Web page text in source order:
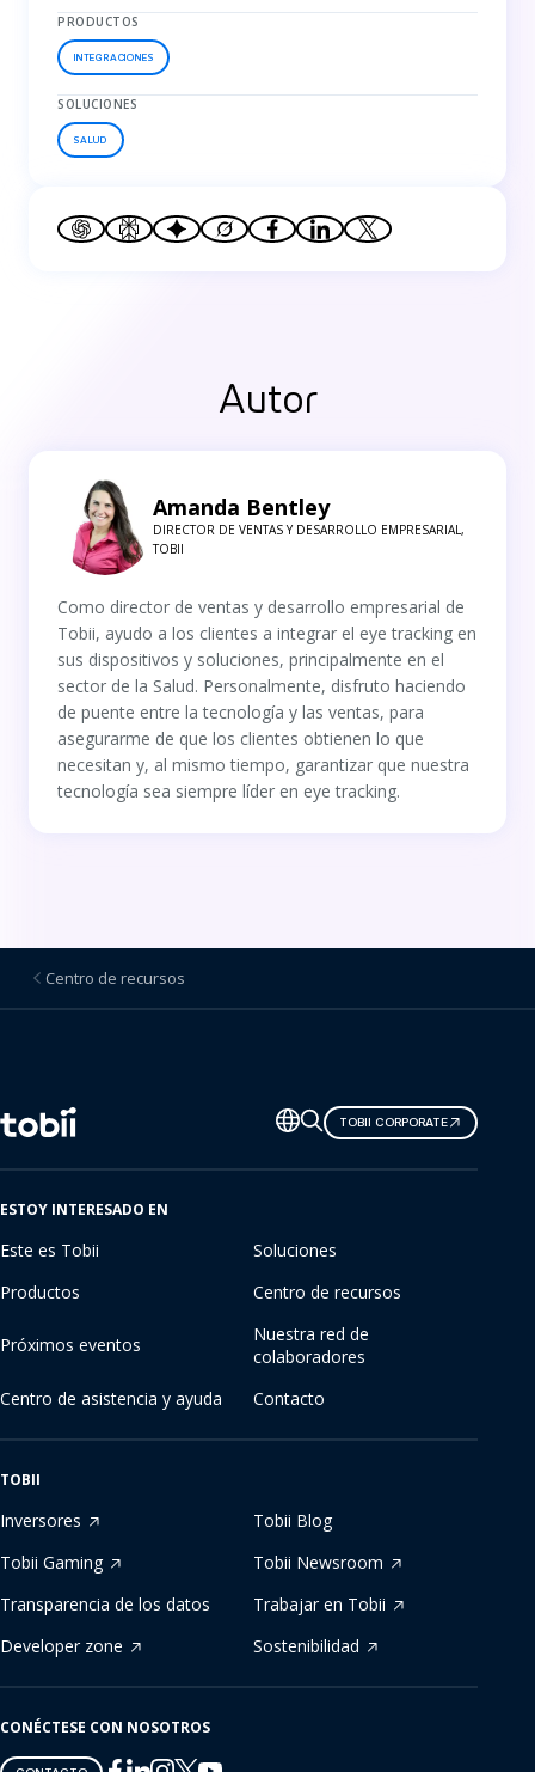
PRODUCTOS
INTEGRACIONES
SOLUCIONES
SALUD
Autor
Amanda Bentley
DIRECTOR DE VENTAS Y DESARROLLO EMPRESARIAL,
TOBII
Como director de ventas y desarrollo empresarial de
Tobii, ayudo a los clientes a integrar el eye tracking en
sus dispositivos y soluciones, principalmente en el
sector de la Salud. Personalmente, disfruto haciendo
de puente entre la tecnología y las ventas, para
asegurarme de que los clientes obtienen lo que
necesitan y, al mismo tiempo, garantizar que nuestra
tecnología sea siempre líder en eye tracking.
Centro de recursos
Cambiar
de
idioma
TOBII CORPORATE
ESTOY INTERESADO EN
Este es Tobii
Soluciones
Productos
Centro de recursos
Próximos eventos
Nuestra red de
colaboradores
Centro de asistencia y ayuda
Contacto
TOBII
Inversores
Tobii Blog
Tobii Gaming
Tobii Newsroom
Transparencia de los datos
Trabajar en Tobii
Developer zone
Sostenibilidad
CONÉCTESE CON NOSOTROS